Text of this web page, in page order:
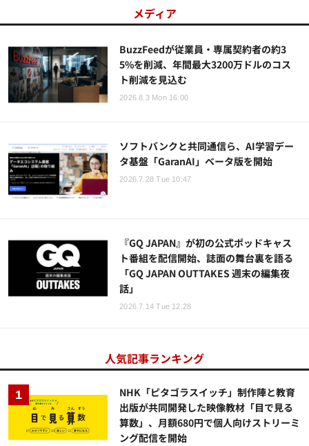
メディア
BuzzFeedが従業員・専属契約者の約3
5%を削減、年間最大3200万ドルのコス
ト削減を見込む
2026.8.3 Mon 16:00
ソフトバンクと共同通信ら、AI学習デー
タ基盤「GaranAI」ベータ版を開始
2026.7.28 Tue 10:47
『GQ JAPAN』が初の公式ポッドキャス
ト番組を配信開始、誌面の舞台裏を語る
「GQ JAPAN OUTTAKES 週末の編集夜
話」
2026.7.14 Tue 12:28
人気記事ランキング
NHK「ピタゴラスイッチ」制作陣と教育
出版が共同開発した映像教材「目で見る
算数」、月額680円で個人向けストリーミ
ング配信を開始